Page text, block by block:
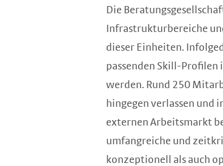
Die
Infrastrukturbereiche
dieser Einheiten.
passenden Skill-
werden. Rund 250
hingegen verlassen und
externen Arbeitsmarkt
umfangreiche und
konzeptionell als auch